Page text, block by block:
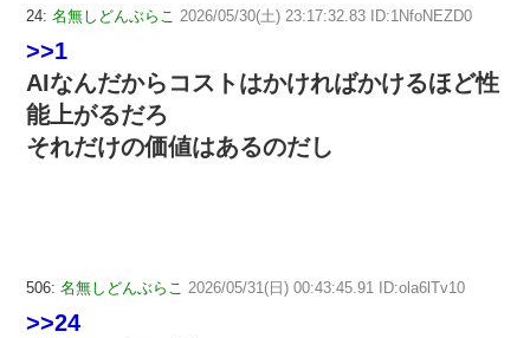
24: 名無しどんぶらこ 2026/05/30(土) 23:17:32.83 ID:1NfoNEZD0
>>1
AIなんだからコストはかければかけるほど性
能上がるだろ
それだけの価値はあるのだし
506: 名無しどんぶらこ 2026/05/31(日) 00:43:45.91 ID:ola6lTv10
>>24